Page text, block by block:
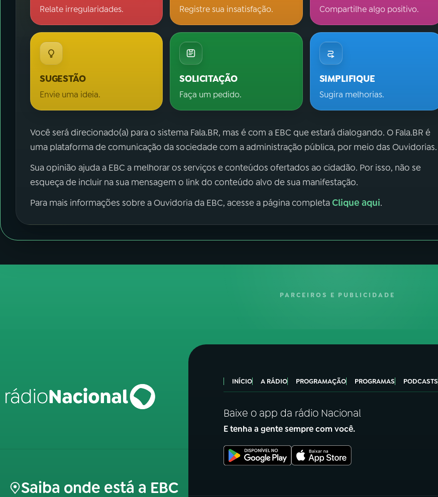
Relate irregularidades. Registre sua insatisfação. Compartilhe algo positivo.
SUGESTÃO
Envie uma ideia.
SOLICITAÇÃO
Faça um pedido.
SIMPLIFIQUE
Sugira melhorias.
Você será direcionado(a) para o sistema Fala.BR, mas é com a EBC que estará dialogando. O Fala.BR é
uma plataforma de comunicação da sociedade com a administração pública, por meio das Ouvidorias.
Sua opinião ajuda a EBC a melhorar os serviços e conteúdos ofertados ao cidadão. Por isso, não se
esqueça de incluir na sua mensagem o link do conteúdo alvo de sua manifestação.
Para mais informações sobre a Ouvidoria da EBC, acesse a página completaClique aqui.
PARCEIROS E PUBLICIDADE
Saiba onde está a EBC
INÍCIO A RÁDIO PROGRAMAÇÃO PROGRAMAS PODCASTS
Baixe o app da rádio Nacional
E tenha a gente sempre com você.